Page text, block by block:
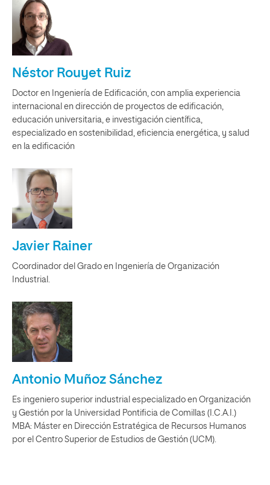
Néstor Rouyet Ruiz
Doctor en Ingeniería de Edificación, con amplia experiencia
internacional en dirección de proyectos de edificación,
educación universitaria, e investigación científica,
especializado en sostenibilidad, eficiencia energética, y salud
en la edificación
Javier Rainer
Coordinador del Grado en Ingeniería de Organización
Industrial.
Antonio Muñoz Sánchez
Es ingeniero superior industrial especializado en Organización
y Gestión por la Universidad Pontificia de Comillas (I.C.A.I.)
MBA: Máster en Dirección Estratégica de Recursos Humanos
por el Centro Superior de Estudios de Gestión (UCM).